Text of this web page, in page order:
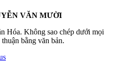
VĂN MƯỜI
Hóa. Không sao chép dưới mọi
bằng văn bản.